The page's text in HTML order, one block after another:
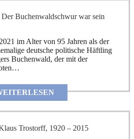
Buchenwaldschwur war sein
im Alter von 95 Jahren als der
deutsche politische Häftling
Buchenwald, der mit der
Trostorff, 1920 – 2015